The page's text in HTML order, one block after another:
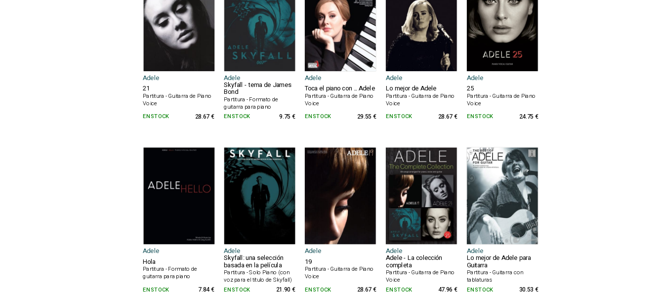
Adele Adele Adele Adele Adele
21
Partitura - Guitarra de Piano
Voice
Skyfall - tema de James
Bond
Partitura - Formato de
guitarra para piano
Toca el piano con ... Adele
Partitura - Guitarra de Piano
Voice
Lo mejor de Adele
Partitura - Guitarra de Piano
Voice
25
Partitura - Guitarra de Piano
Voice
EN STOCK 28.67 € EN STOCK 9.75 € EN STOCK 29.55 € EN STOCK 28.67 € EN STOCK 24.75 €
Adele Adele Adele Adele
Adele
Hola
Partitura - Formato de
guitarra para piano
Skyfall: una selección
basada en la película
Partitura - Solo Piano (con
voz para el título de Skyfall)
19
Partitura - Guitarra de Piano
Voice
Adele - La colección
completa
Partitura - Guitarra de Piano
Voice
Lo mejor de Adele para
Guitarra
Partitura - Guitarra con
tablaturas
EN STOCK 7.84 € EN STOCK 21.90 € EN STOCK 28.67 € EN STOCK 47.96 € EN STOCK 30.53 €